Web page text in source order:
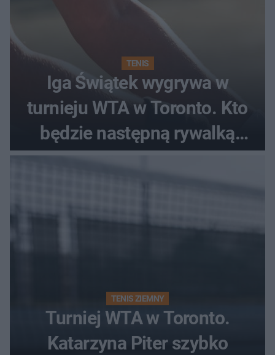
TENIS
Iga Świątek wygrywa w
turnieju WTA w Toronto. Kto
będzie następną rywalką
TENIS ZIEMNY
Turniej WTA w Toronto.
Katarzyna Piter szybko